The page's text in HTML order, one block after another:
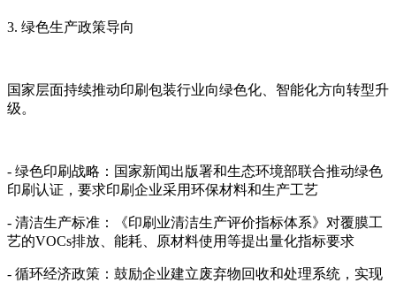
3. 绿色生产政策导向
国家层面持续推动印刷包装行业向绿色化、智能化方向转型升
级。
- 绿色印刷战略：国家新闻出版署和生态环境部联合推动绿色
印刷认证，要求印刷企业采用环保材料和生产工艺
- 清洁生产标准：《印刷业清洁生产评价指标体系》对覆膜工
艺的VOCs排放、能耗、原材料使用等提出量化指标要求
- 循环经济政策：鼓励企业建立废弃物回收和处理系统，实现